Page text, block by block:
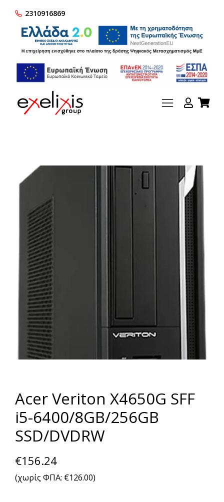
2310916869
Acer Veriton X4650G SFF
i5-6400/8GB/256GB
SSD/DVDRW
€156.24
(χωρίς ΦΠΑ: €126.00)